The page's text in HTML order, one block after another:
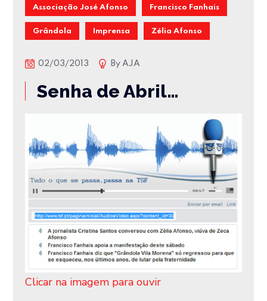
Associação José Afonso Francisco Fanhais
Grândola Imprensa Zélia Afonso
02/03/2013 ByAJA
Senha de Abril…
Clicar na imagem para ouvir